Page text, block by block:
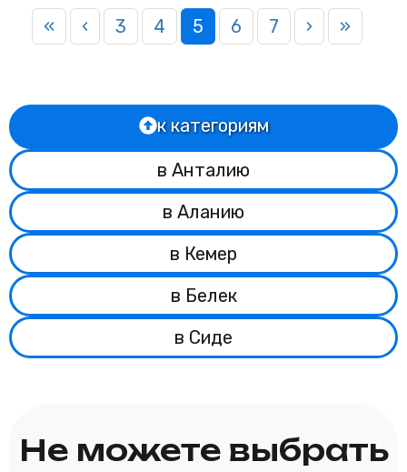
« ‹ 3 4 5 6 7 › »
к категориям
в Анталию
в Аланию
в Кемер
в Белек
в Сиде
Не можете выбрать